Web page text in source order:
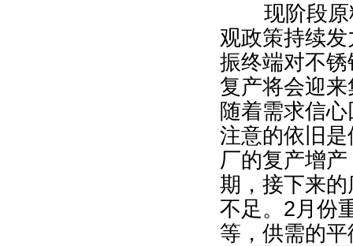
现阶段
观政策持续
振终端对不
复产将会迎
随着需求信
注意的依旧
厂的复产增
期，接下来
不足。 2月份
等，供需的